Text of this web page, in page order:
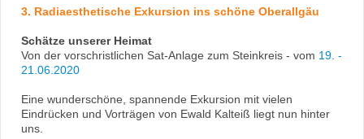
3. Radiaesthetische Exkursion ins schöne Oberallgäu
Schätze unserer Heimat
Von der vorschristlichen Sat-Anlage zum Steinkreis - vom 19. -
21.06.2020
Eine wunderschöne, spannende Exkursion mit vielen
Eindrücken und Vorträgen von Ewald Kalteiß liegt nun hinter
uns.